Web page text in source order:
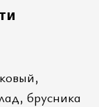
брусника